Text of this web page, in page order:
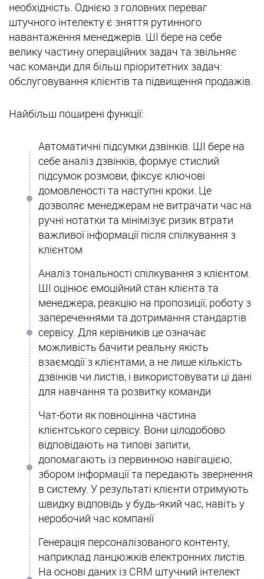
необхідність. Однією з головних переваг
штучного інтелекту є зняття рутинного
навантаження менеджерів. ШІ бере на себе
велику частину операційних задач та звільняє
час команди для більш пріоритетних задач:
обслуговування клієнтів та підвищення продажів.
Найбільш поширені функції:
Автоматичні підсумки дзвінків. ШІ бере на
себе аналіз дзвінків, формує стислий
підсумок розмови, фіксує ключові
домовленості та наступні кроки. Це
дозволяє менеджерам не витрачати час на
ручні нотатки та мінімізує ризик втрати
важливої інформації після спілкування з
клієнтом
Аналіз тональності спілкування з клієнтом.
ШІ оцінює емоційний стан клієнта та
менеджера, реакцію на пропозиції, роботу з
запереченнями та дотримання стандартів
сервісу. Для керівників це означає
можливість бачити реальну якість
взаємодії з клієнтами, а не лише кількість
дзвінків чи листів, і використовувати ці дані
для навчання та розвитку команди
Чат-боти як повноцінна частина
клієнтського сервісу. Вони цілодобово
відповідають на типові запити,
допомагають із первинною навігацією,
збором інформації та передають звернення
в систему. У результаті клієнти отримують
швидку відповідь у будь-який час, навіть у
неробочий час компанії
Генерація персоналізованого контенту,
наприклад ланцюжків електронних листів.
На основі даних із CRM штучний інтелект